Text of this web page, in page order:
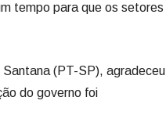
tempo para que os setores
(PT-SP), agradeceu
do governo foi